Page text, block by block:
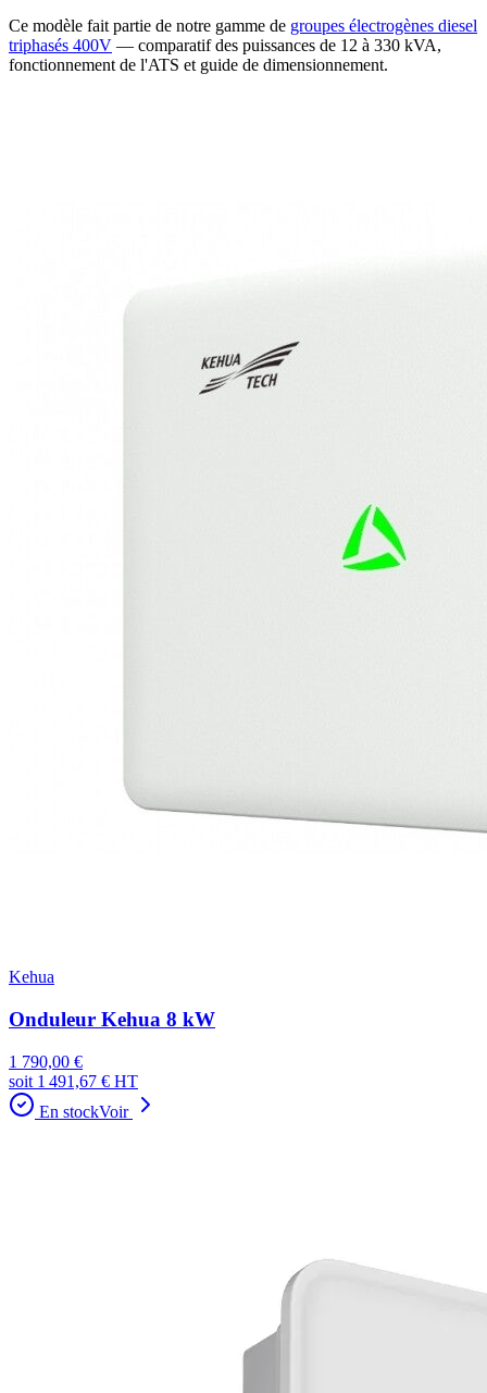
Ce modèle fait partie de notre gamme de groupes électrogènes diesel
triphasés 400V — comparatif des puissances de 12 à 330 kVA,
fonctionnement de l'ATS et guide de dimensionnement.
Kehua
Onduleur Kehua 8 kW
1 790,00 €
soit 1 491,67 € HT
En stockVoir